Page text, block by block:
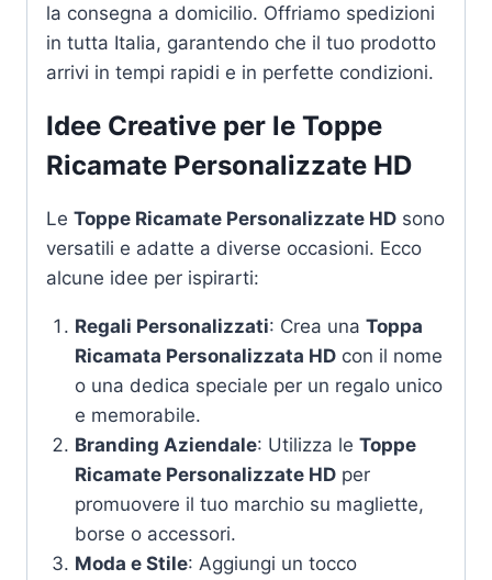
la consegna a domicilio. Offriamo spedizioni
in tutta Italia, garantendo che il tuo prodotto
arrivi in tempi rapidi e in perfette condizioni.
Idee Creative per le Toppe
Ricamate Personalizzate HD
Le Toppe Ricamate Personalizzate HD sono
versatili e adatte a diverse occasioni. Ecco
alcune idee per ispirarti:
Regali Personalizzati: Crea una Toppa
Ricamata Personalizzata HDcon il nome
o una dedica speciale per un regalo unico
e memorabile.
Branding Aziendale: Utilizza le Toppe
Ricamate Personalizzate HDper
promuovere il tuo marchio su magliette,
borse o accessori.
Moda e Stile: Aggiungi un tocco